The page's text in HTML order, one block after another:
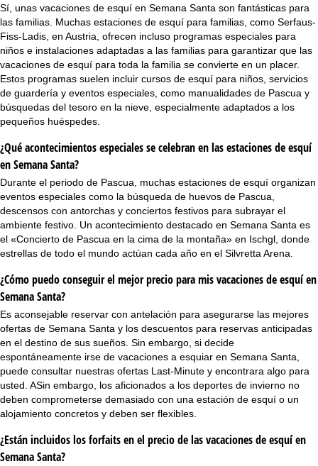
Sí, unas vacaciones de esquí en Semana Santa son fantásticas para
las familias. Muchas estaciones de esquí para familias, como Serfaus-
Fiss-Ladis, en Austria, ofrecen incluso programas especiales para
niños e instalaciones adaptadas a las familias para garantizar que las
vacaciones de esquí para toda la familia se convierte en un placer.
Estos programas suelen incluir cursos de esquí para niños, servicios
de guardería y eventos especiales, como manualidades de Pascua y
búsquedas del tesoro en la nieve, especialmente adaptados a los
pequeños huéspedes.
¿Qué acontecimientos especiales se celebran en las estaciones de esquí
en Semana Santa?
Durante el periodo de Pascua, muchas estaciones de esquí organizan
eventos especiales como la búsqueda de huevos de Pascua,
descensos con antorchas y conciertos festivos para subrayar el
ambiente festivo. Un acontecimiento destacado en Semana Santa es
el «Concierto de Pascua en la cima de la montaña» en Ischgl, donde
estrellas de todo el mundo actúan cada año en el Silvretta Arena.
¿Cómo puedo conseguir el mejor precio para mis vacaciones de esquí en
Semana Santa?
Es aconsejable reservar con antelación para asegurarse las mejores
ofertas de Semana Santa y los descuentos para reservas anticipadas
en el destino de sus sueños. Sin embargo, si decide
espontáneamente irse de vacaciones a esquiar en Semana Santa,
puede consultar nuestras ofertas Last-Minute y encontrara algo para
usted. ASin embargo, los aficionados a los deportes de invierno no
deben comprometerse demasiado con una estación de esquí o un
alojamiento concretos y deben ser flexibles.
¿Están incluidos los forfaits en el precio de las vacaciones de esquí en
Semana Santa?